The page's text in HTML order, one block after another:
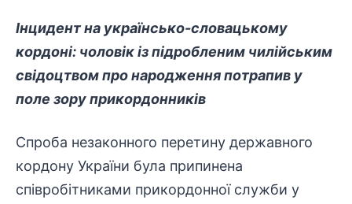
Інцидент на українсько-словацькому
кордоні: чоловік із підробленим чилійським
свідоцтвом про народження потрапив у
поле зоруприкордонників
Спроба незаконного перетину державного
кордону України була припинена
співробітниками прикордонної служби у